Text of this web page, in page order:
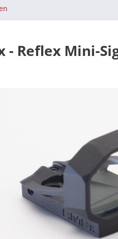
- Reflex Mini-